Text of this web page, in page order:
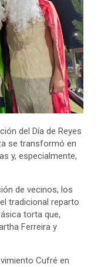
del Día de Reyes
se transformó en
y, especialmente,
de vecinos, los
tradicional reparto
torta que,
Ferreira y
Cufré en